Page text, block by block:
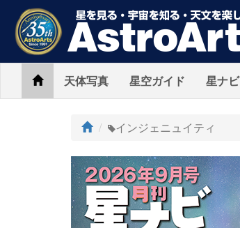
Home天体写真 星空ガイド 星ナビ
ト
プ
インジェニュイティ